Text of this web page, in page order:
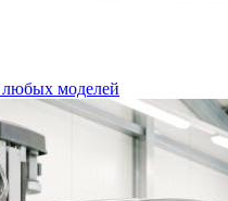
любых моделей